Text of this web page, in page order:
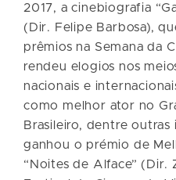
2017, a cinebiografia
(Dir. Felipe Barbosa),
prêmios na Semana da
rendeu elogios nos
nacionais e
como melhor ator no
Brasileiro, dentre outras
ganhou o prémio de
“Noites de Alface” (Dir.